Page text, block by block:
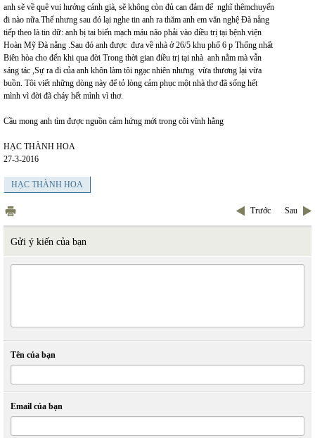
anh sẽ về quê vui hưởng cảnh già, sẽ không còn đủ can đảm để nghĩ thêmchuyến
đi nào nữa.Thế nhưng sau đó lại nghe tin anh ra thăm anh em văn nghệ Đà nẵng
tiếp theo là tin dữ: anh bị tai biến mạch máu não phải vào điều trị tại bệnh viện
Hoàn Mỹ Đà nẵng .Sau đó anh được đưa về nhà ở 26/5 khu phố 6 p Thống nhất
Biên hòa cho đến khi qua đời Trong thời gian điều trị tại nhà anh nằm mà vẫn
sáng tác ,Sự ra đi của anh khôn làm tôi ngạc nhiên nhưng vừa thương lại vừa
buồn. Tôi viết những dòng này để tỏ lòng cảm phục một nhà thơ đã sống hết
mình vì đời đã cháy hết mình vì thơ.
Cầu mong anh tìm được nguồn cảm hứng mới trong cõi vĩnh hằng
HẠC THÀNH HOA
27-3-2016
HẠC THÀNH HOA
Trước Sau
Gửi ý kiến của bạn
Tên của bạn
Email của bạn